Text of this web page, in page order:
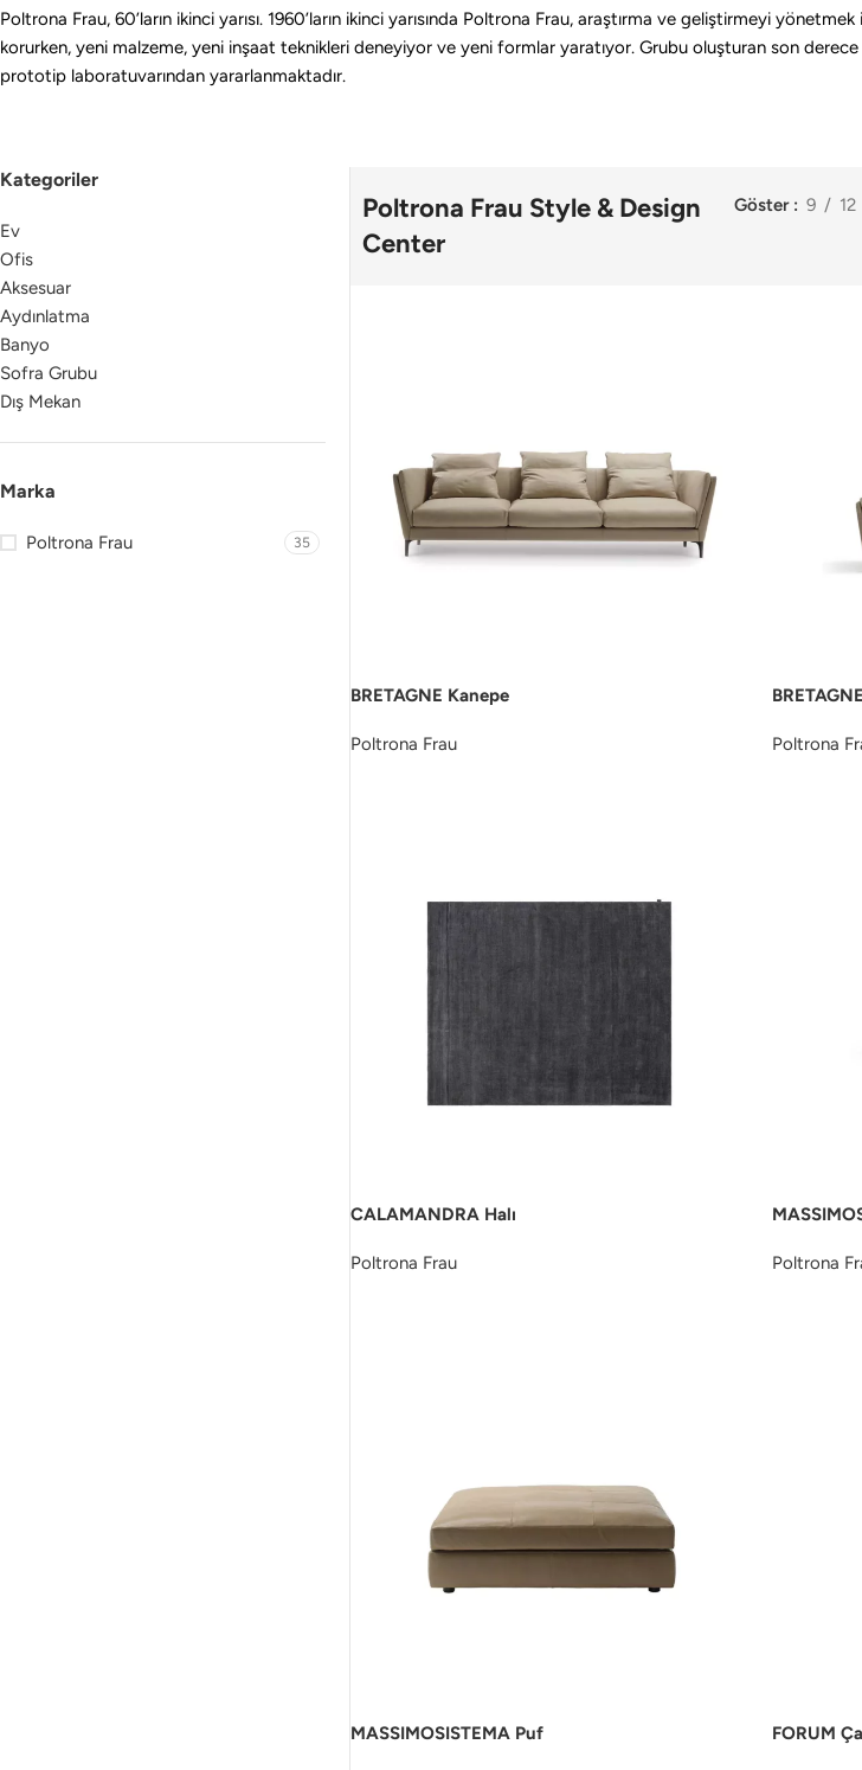
Poltrona Frau, 60’ların ikinci yarısı. 1960’ların ikinci yarısında Poltrona Frau, araştırma ve geliştirmeyi
korurken, yeni malzeme, yeni inşaat teknikleri deneyiyor ve yeni formlar yaratıyor. Grubu oluşturan son
prototip laboratuvarından yararlanmaktadır.
Kategoriler
Ev
Ofis
Aksesuar
Aydınlatma
Banyo
Sofra Grubu
Dış Mekan
Marka
Poltrona Frau 35
Poltrona Frau Style & Design
Center
Göster 9 12
BRETAGNE Kanepe
Poltrona Frau Poltrona
CALAMANDRA Halı
Poltrona Frau Poltrona
MASSIMOSISTEMA Puf FORUM